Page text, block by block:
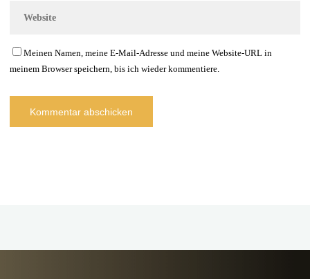
Meinen Namen, meine E-Mail-Adresse und meine Website-URL in
meinem Browser speichern, bis ich wieder kommentiere.